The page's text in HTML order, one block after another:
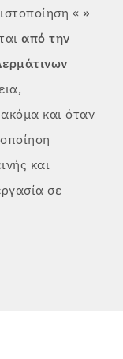
« »
από την
και όταν
και
σε